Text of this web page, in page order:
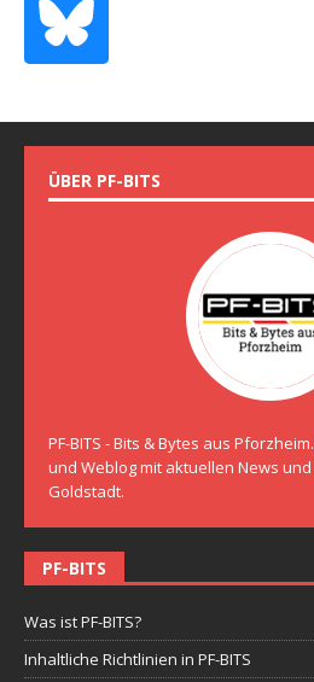
ÜBER PF-BITS
PF-BITS - Bits & Bytes aus
und Weblog mit aktuellen News
Goldstadt.
PF-BITS
Was ist PF-BITS?
Inhaltliche Richtlinien in PF-BITS